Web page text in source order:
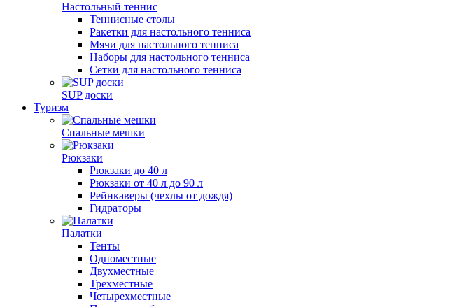
Настольный теннис
Теннисные столы
Ракетки для настольного тенниса
Мячи для настольного тенниса
Наборы для настольного тенниса
Сетки для настольного тенниса
SUP доски
Туризм
Спальные мешки
Рюкзаки
Рюкзаки до 40 л
Рюкзаки от 40 л до 90 л
Рейнкаверы (чехлы от дождя)
Гидраторы
Палатки
Тенты
Одноместные
Двухместные
Трехместные
Четырехместные